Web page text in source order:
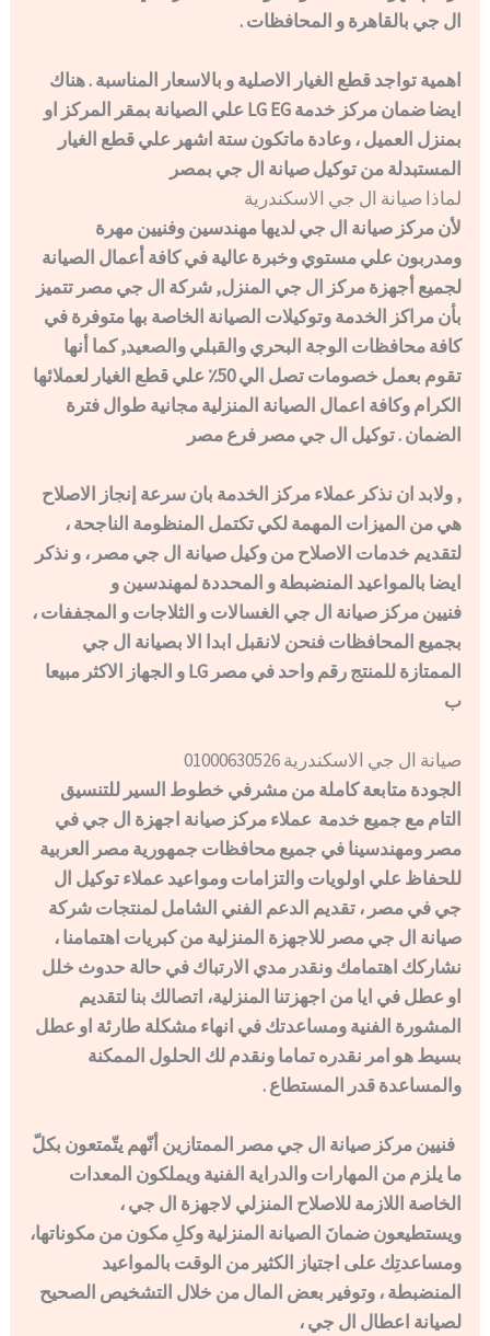
ال جي بالقاهرة و المحافظات .
اهمية تواجد قطع الغيار الاصلية و بالاسعار المناسبة . هناك
ايضا ضمان مركز خدمة LG EG علي الصيانة بمقر المركز او
بمنزل العميل ، وعادة ماتكون ستة اشهر علي قطع الغيار
المستبدلة من توكيل صيانة ال جي بمصر
لماذا صيانة ال جي الاسكندرية
لأن مركز صيانة ال جي لديها مهندسين وفنيين مهرة
ومدربون علي مستوي وخبرة عالية في كافة أعمال الصيانة
لجميع أجهزة مركز ال جي المنزل, شركة ال جي مصر تتميز
بأن مراكز الخدمة وتوكيلات الصيانة الخاصة بها متوفرة في
كافة محافظات الوجة البحري والقبلي والصعيد, كما أنها
تقوم بعمل خصومات تصل الي 50٪ علي قطع الغيار لعملائها
الكرام وكافة اعمال الصيانة المنزلية مجانية طوال فترة
الضمان . توكيل ال جي مصر فرع مصر
, ولابد ان نذكر عملاء مركز الخدمة بان سرعة إنجاز الاصلاح
هي من الميزات المهمة لكي تكتمل المنظومة الناجحة ،
لتقديم خدمات الاصلاح من وكيل صيانة ال جي مصر ، و نذكر
ايضا بالمواعيد المنضبطة و المحددة لمهندسين و
فنيين مركز صيانة ال جي الغسالات و الثلاجات و المجففات ،
بجميع المحافظات فنحن لانقبل ابدا الا بصيانة ال جي
الممتازة للمنتج رقم واحد في مصر LG و الجهاز الاكثر مبيعا
ب
صيانة ال جي الاسكندرية 01000630526
الجودة متابعة كاملة من مشرفي خطوط السير للتنسيق
التام مع جميع خدمة عملاء مركز صيانة اجهزة ال جي في
مصر ومهندسينا في جميع محافظات جمهورية مصر العربية
للحفاظ علي اولويات والتزامات ومواعيد عملاء توكيل ال
جي في مصر ، تقديم الدعم الفني الشامل لمنتجات شركة
صيانة ال جي مصر للاجهزة المنزلية من كبريات اهتمامنا ،
نشاركك اهتمامك ونقدر مدي الارتباك في حالة حدوث خلل
او عطل في ايا من اجهزتنا المنزلية، اتصالك بنا لتقديم
المشورة الفنية ومساعدتك في انهاء مشكلة طارئة او عطل
بسيط هو امر نقدره تماما ونقدم لك الحلول الممكنة
والمساعدة قدر المستطاع .
فنيين مركز صيانة ال جي مصر الممتازين أنّهم يتّمتعون بكلّ
ما يلزم من المهارات والدراية الفنية ويملكون المعدات
الخاصة اللازمة للاصلاح المنزلي لاجهزة ال جي ،
ويستطيعون ضمانَ الصيانة المنزلية وكلِ مكون من مكوناتها،
ومساعدتِك على اجتياز الكثير من الوقت بالمواعيد
المنضبطة ، وتوفير بعض المال من خلال التشخيص الصحيح
لصيانة اعطال ال جي ،